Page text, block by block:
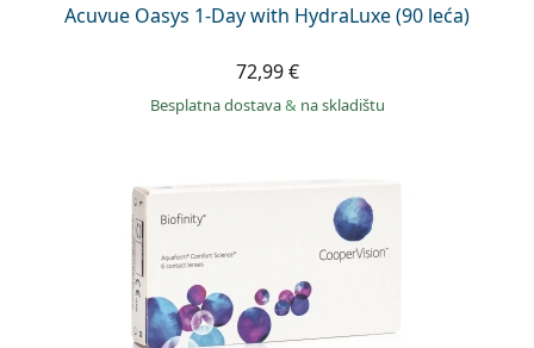
Acuvue Oasys 1-Day with HydraLuxe (90 leća)
72,99 €
Besplatna dostava& na skladištu